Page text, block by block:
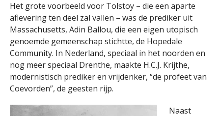
Het grote voorbeeld voor Tolstoy – die een aparte
aflevering ten deel zal vallen – was de prediker uit
Massachusetts, Adin Ballou, die een eigen utopisch
genoemde gemeenschap stichtte, de Hopedale
Community. In Nederland, speciaal in het noorden en
nog meer speciaal Drenthe, maakte H.C.J. Krijthe,
modernistisch prediker en vrijdenker, “de profeet van
Coevorden”, de geesten rijp.
Naast